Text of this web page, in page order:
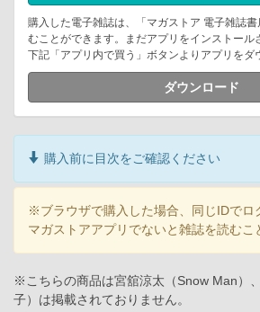
購入した電子雑誌は、「マガストア 電子雑誌
むことができます。まだアプリをインストール
下記「アプリ内で買う」ボタンよりアプリをダ
ダウンロード
購入前に目次をご確認ください
※ブラウザで購入した場合、同じIDでロ
マガストアアプリでないと雑誌を読むこ
※こちらの商品は宮舘涼太（Snow Man）
子）は掲載されておりません。